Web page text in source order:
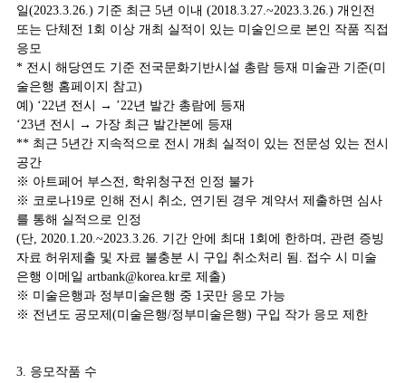
일(2023.3.26.) 기준 최근 5년 이내 (2018.3.27.~2023.3.26.) 개인전
또는 단체전 1회 이상 개최 실적이 있는 미술인으로 본인 작품 직접
응모
* 전시 해당연도 기준 전국문화기반시설 총람 등재 미술관 기준(미
술은행 홈페이지 참고)
예) ‘22년 전시 → ’22년 발간 총람에 등재
‘23년 전시 → 가장 최근 발간본에 등재
** 최근 5년간 지속적으로 전시 개최 실적이 있는 전문성 있는 전시
공간
※ 아트페어 부스전, 학위청구전 인정 불가
※ 코로나19로 인해 전시 취소, 연기된 경우 계약서 제출하면 심사
를 통해 실적으로 인정
(단, 2020.1.20.~2023.3.26. 기간 안에 최대 1회에 한하며, 관련 증빙
자료 허위제출 및 자료 불충분 시 구입 취소처리 됨. 접수 시 미술
은행 이메일 artbank@korea.kr로 제출)
※ 미술은행과 정부미술은행 중 1곳만 응모 가능
※ 전년도 공모제(미술은행/정부미술은행) 구입 작가 응모 제한
3. 응모작품 수